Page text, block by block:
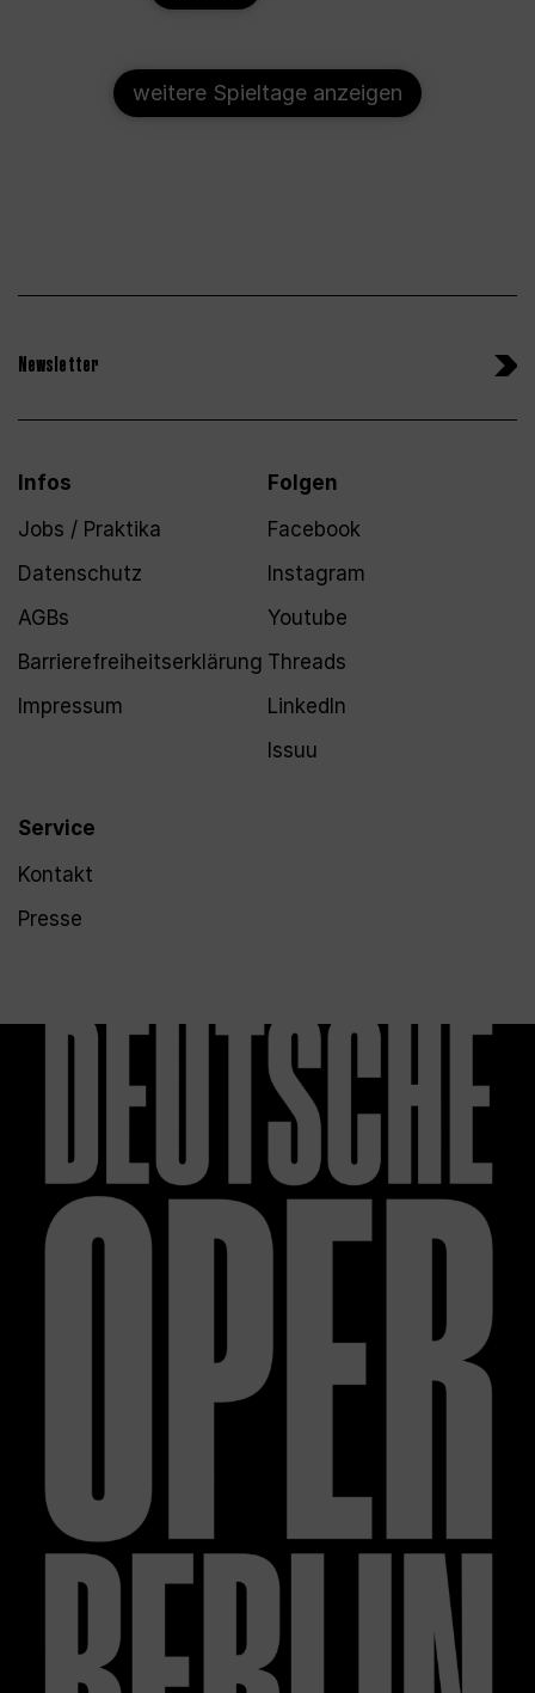
weitere Spieltage anzeigen
Newsletter
Infos
Jobs / Praktika
Datenschutz
AGBs
Barrierefreiheitserklärung
Impressum
Service
Kontakt
Presse
Folgen
Facebook
Instagram
Youtube
Threads
LinkedIn
Issuu